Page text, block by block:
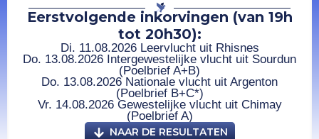
Eerstvolgende inkorvingen (van 19h
tot 20h30):
Di. 11.08.2026 Leervlucht uit Rhisnes
Do. 13.08.2026 Intergewestelijke vlucht uit Sourdun
(Poelbrief A+B)
Do. 13.08.2026 Nationale vlucht uit Argenton
(Poelbrief B+C*)
Vr. 14.08.2026 Gewestelijke vlucht uit Chimay
(Poelbrief A)
NAAR DE RESULTATEN